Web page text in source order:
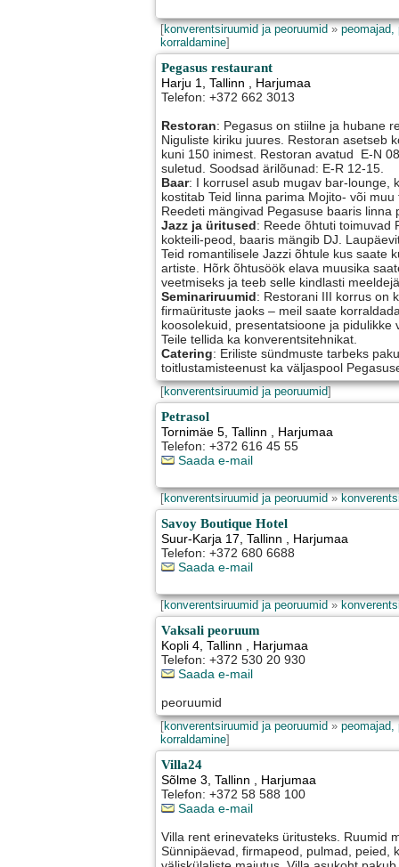
[konverentsiruumid ja peoruumid»peomajad,
korraldamine]
Pegasus restaurant
Harju 1,Tallinn , Harjumaa
Telefon: +372 662 3013
Restoran: Pegasus on stiilne ja hubane
Niguliste kiriku juures. Restoran asetseb
kuni 150 inimest. Restoran avatud E-N
suletud. Soodsad ärilõunad: E-R 12-15.
Baar: I korrusel asub mugav bar-lounge,
kostitab Teid linna parima Mojito- või
Reedeti mängivad Pegasuse baaris linna
Jazz ja üritused: Reede õhtuti toimuvad
kokteili-peod, baaris mängib DJ.
Teid romantilisele Jazzi õhtule kus saate
artiste. Hõrk õhtusöök elava muusika
veetmiseks ja teeb selle kindlasti
Seminariruumid: Restorani III korrus on
firmaürituste jaoks – meil saate
koosolekuid, presentatsioone ja pidulikke
Teile tellida ka konverentsitehnikat.
Catering: Eriliste sündmuste tarbeks
toitlustamisteenust ka väljaspool
[konverentsiruumid ja peoruumid]
Petrasol
Tornimäe 5,Tallinn , Harjumaa
Telefon: +372 616 45 55
Saada e-mail
[konverentsiruumid ja peoruumid»
Savoy Boutique Hotel
Suur-Karja 17,Tallinn , Harjumaa
Telefon: +372 680 6688
Saada e-mail
[konverentsiruumid ja peoruumid»
Vaksali peoruum
Kopli 4,Tallinn , Harjumaa
Telefon: +372 530 20 930
Saada e-mail
peoruumid
[konverentsiruumid ja peoruumid»peomajad,
korraldamine]
Villa24
Sõlme 3,Tallinn , Harjumaa
Telefon: +372 58 588 100
Saada e-mail
Villa rent erinevateks üritusteks. Ruumid
Sünnipäevad, firmapeod, pulmad, peied,